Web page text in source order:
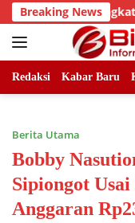
Skip
to
content
Breaking News
DPC Angkatan
Redaksi Kabar Baru
Berita Utama
Bobby
Sipiongot
Anggaran